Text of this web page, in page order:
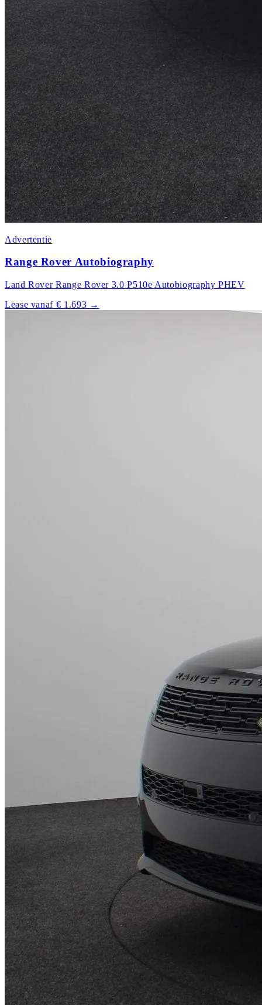
Advertentie
Range Rover Autobiography
Land Rover Range Rover 3.0 P510e Autobiography PHEV
Lease vanaf € 1.693 →